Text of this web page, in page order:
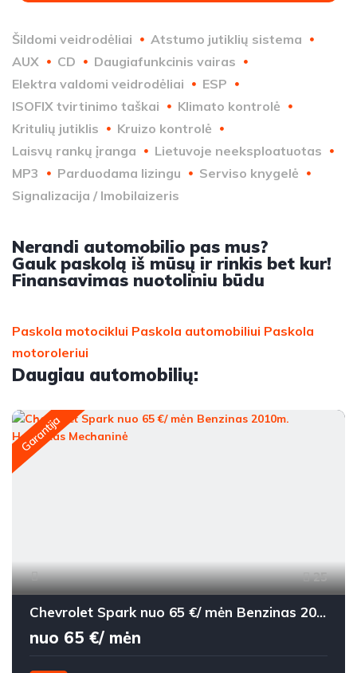
Šildomi veidrodėliai
Atstumo jutiklių sistema
AUX
CD
Daugiafunkcinis vairas
Elektra valdomi veidrodėliai
ESP
ISOFIX tvirtinimo taškai
Klimato kontrolė
Kritulių jutiklis
Kruizo kontrolė
Laisvų rankų įranga
Lietuvoje neeksploatuotas
MP3
Parduodama lizingu
Serviso knygelė
Signalizacija / Imobilaizeris
Nerandi automobilio pas mus?
Gauk paskolą iš mūsų ir rinkis bet kur!
Finansavimas nuotoliniu būdu
Paskola motociklui Paskola automobiliui Paskola
motoroleriui
Daugiau automobilių:
Garantija
25
Chevrolet Spark nuo 65 €/ mėn Benzinas 2010m. Hečbekas Mechaninė
nuo 65 €/ mėn